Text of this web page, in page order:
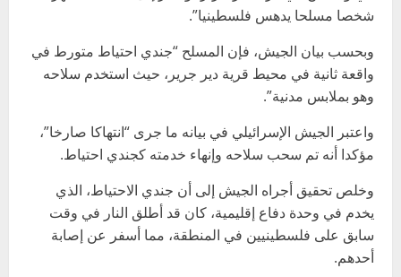
شخصا مسلحا يدهس فلسطينيا”.
وبحسب بيان الجيش، فإن المسلح “جندي احتياط متورط في
واقعة ثانية في محيط قرية دير جرير، حيث استخدم سلاحه
وهو بملابس مدنية”.
واعتبر الجيش الإسرائيلي في بيانه ما جرى “انتهاكا صارخا”،
مؤكدا أنه تم سحب سلاحه وإنهاء خدمته كجندي احتياط.
وخلص تحقيق أجراه الجيش إلى أن جندي الاحتياط، الذي
يخدم في وحدة دفاع إقليمية، كان قد أطلق النار في وقت
سابق على فلسطينيين في المنطقة، مما أسفر عن إصابة
أحدهم.